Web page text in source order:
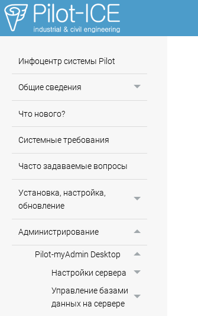
Инфоцентр системы Pilot
Общие сведения
Что нового?
Системные требования
Часто задаваемые вопросы
Установка, настройка,
обновление
Администрирование
Pilot-myAdmin Desktop
Настройки сервера
Управление базами
данных на сервере